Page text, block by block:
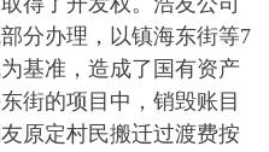
分办理，以镇海东街等7
基准，造成了国有资产
街的项目中，销毁账目
原定村民搬迁过渡费按